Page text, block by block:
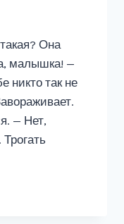
Она
малышка! —
никто так не
— Нет,